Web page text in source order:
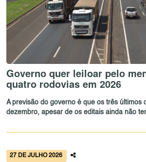
Governo quer leiloar pelo
quatro rodovias em 2026
A previsão do governo é que os três últimos
dezembro, apesar de os editais ainda não
27 DE JULHO 2026